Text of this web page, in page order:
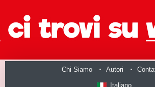
Chi Siamo Autori
Italiano